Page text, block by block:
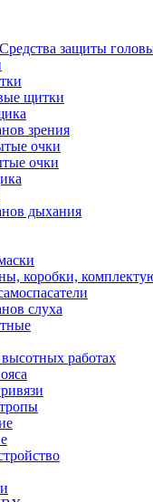
Средства защиты
щитки
зрения
очки
очки
дыхания
коробки,
слуха
работах